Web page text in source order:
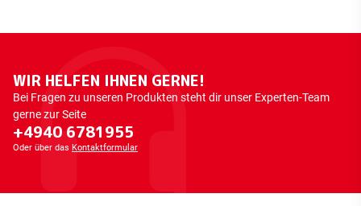
WIR HELFEN IHNEN GERNE!
Bei Fragen zu unseren Produkten steht dir unser Experten-Team
gerne zur Seite
+4940 6781955
Oder über das Kontaktformular